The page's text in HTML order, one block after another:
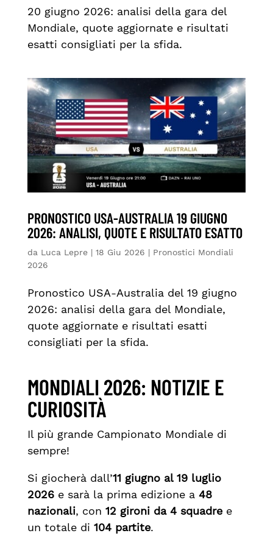
20 giugno 2026: analisi della gara del
Mondiale, quote aggiornate e risultati
esatti consigliati per la sfida.
PRONOSTICO USA-AUSTRALIA 19 GIUGNO
2026: ANALISI, QUOTE E RISULTATO ESATTO
da Luca Lepre| 18 Giu 2026 | Pronostici Mondiali
2026
Pronostico USA-Australia del 19 giugno
2026: analisi della gara del Mondiale,
quote aggiornate e risultati esatti
consigliati per la sfida.
MONDIALI 2026: NOTIZIE E
CURIOSITÀ
Il più grande Campionato Mondiale di
sempre!
Si giocherà dall’11 giugno al 19 luglio
2026 e sarà la prima edizione a 48
nazionali, con 12 gironi da 4 squadree
un totale di 104 partite.